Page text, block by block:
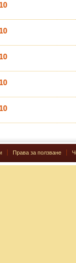
Права за ползване